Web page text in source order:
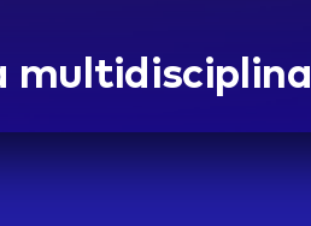
multidisciplina